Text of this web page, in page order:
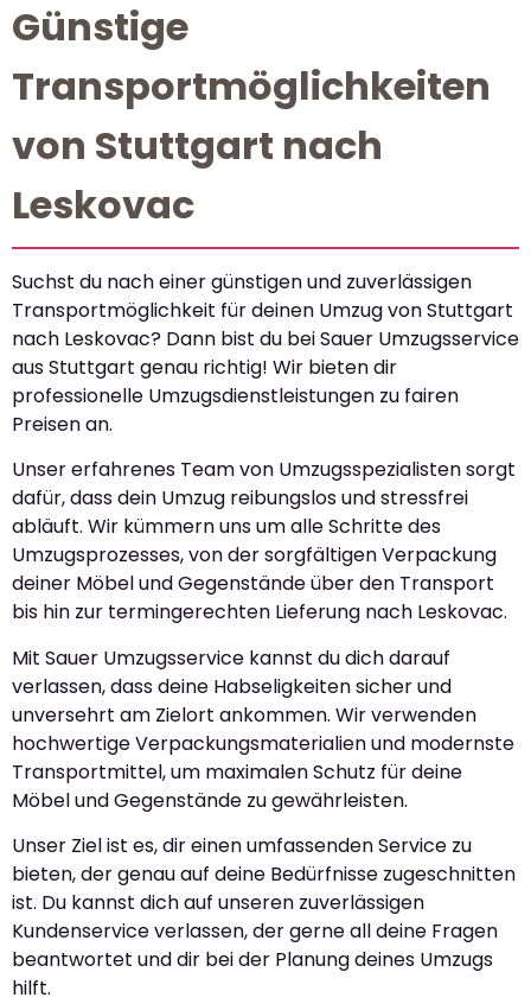
Günstige
Transportmöglichkeiten
von Stuttgart nach
Leskovac
Suchst du nach einer günstigen und zuverlässigen
Transportmöglichkeit für deinen Umzug von Stuttgart
nach Leskovac? Dann bist du bei Sauer Umzugsservice
aus Stuttgart genau richtig! Wir bieten dir
professionelle Umzugsdienstleistungen zu fairen
Preisen an.
Unser erfahrenes Team von Umzugsspezialisten sorgt
dafür, dass dein Umzug reibungslos und stressfrei
abläuft. Wir kümmern uns um alle Schritte des
Umzugsprozesses, von der sorgfältigen Verpackung
deiner Möbel und Gegenstände über den Transport
bis hin zur termingerechten Lieferung nach Leskovac.
Mit Sauer Umzugsservice kannst du dich darauf
verlassen, dass deine Habseligkeiten sicher und
unversehrt am Zielort ankommen. Wir verwenden
hochwertige Verpackungsmaterialien und modernste
Transportmittel, um maximalen Schutz für deine
Möbel und Gegenstände zu gewährleisten.
Unser Ziel ist es, dir einen umfassenden Service zu
bieten, der genau auf deine Bedürfnisse zugeschnitten
ist. Du kannst dich auf unseren zuverlässigen
Kundenservice verlassen, der gerne all deine Fragen
beantwortet und dir bei der Planung deines Umzugs
hilft.